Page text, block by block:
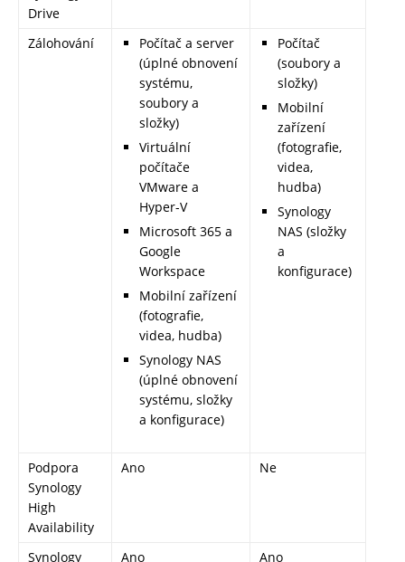
Drive
Zálohování
Počítač a server
(úplné obnovení
systému,
soubory a
složky)
Virtuální
počítače
VMware a
Hyper-V
Microsoft 365 a
Google
Workspace
Mobilní zařízení
(fotografie,
videa, hudba)
Synology NAS
(úplné obnovení
systému, složky
a konfigurace)
Počítač
(soubory a
složky)
Mobilní
zařízení
(fotografie,
videa,
hudba)
Synology
NAS (složky
a
konfigurace)
Podpora
Synology
High
Availability
Ano Ne
Synology
Ano Ano